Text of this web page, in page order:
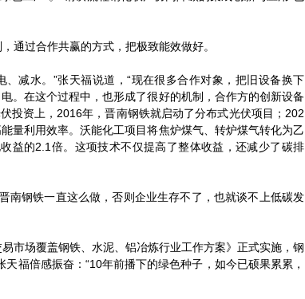
过合作共赢的方式，把极致能效做好。
减水。”张天福说道，“现在很多合作对象，把旧设备换下
。在这个过程中，也形成了很好的机制，合作方的创新设备
投资上，2016年，晋南钢铁就启动了分布式光伏项目；202
量利用效率。沃能化工项目将焦炉煤气、转炉煤气转化为乙
益的2.1倍。这项技术不仅提高了整体收益，还减少了碳排
钢铁一直这么做，否则企业生存不了，也就谈不上低碳发
场覆盖钢铁、水泥、铝冶炼行业工作方案》正式实施，钢
福倍感振奋：“10年前播下的绿色种子，如今已硕果累累，